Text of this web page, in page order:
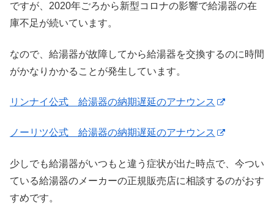
ですが、2020年ごろから新型コロナの影響で給湯器の在
庫不足が続いています。
なので、給湯器が故障してから給湯器を交換するのに時間
がかなりかかることが発生しています。
リンナイ公式 給湯器の納期遅延のアナウンス
ノーリツ公式 給湯器の納期遅延のアナウンス
少しでも給湯器がいつもと違う症状が出た時点で、今つい
ている給湯器のメーカーの正規販売店に相談するのがおす
すめです。